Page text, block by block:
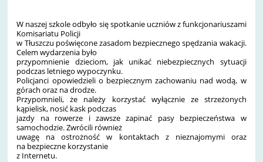
W naszej szkole odbyło się spotkanie uczniów z funkcjonariuszami
Komisariatu Policji
w Tłuszczu poświęcone zasadom bezpiecznego spędzania wakacji.
Celem wydarzenia było
przypomnienie dzieciom, jak unikać niebezpiecznych sytuacji
podczas letniego wypoczynku.
Policjanci opowiedzieli o bezpiecznym zachowaniu nad wodą, w
górach oraz na drodze.
Przypomnieli, że należy korzystać wyłącznie ze strzeżonych
kąpielisk, nosić kask podczas
jazdy na rowerze i zawsze zapinać pasy bezpieczeństwa w
samochodzie. Zwrócili również
uwagę na ostrożność w kontaktach z nieznajomymi oraz
na bezpieczne korzystanie
z Internetu.